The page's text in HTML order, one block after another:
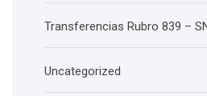
Transferencias Rubro 839 –
Uncategorized